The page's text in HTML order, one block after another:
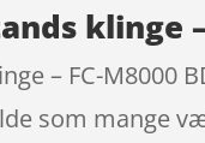
klinge
– FC-
som mange